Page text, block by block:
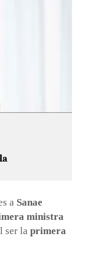
a Sanae
ministra
ser laprimera